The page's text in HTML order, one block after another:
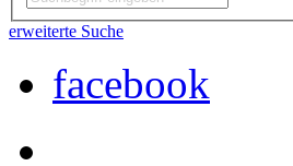
erweiterte Suche
facebook